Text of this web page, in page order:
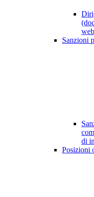
Sanzioni
di
Posizioni